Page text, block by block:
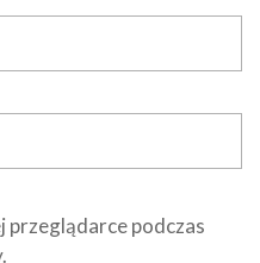
przeglądarce podczas